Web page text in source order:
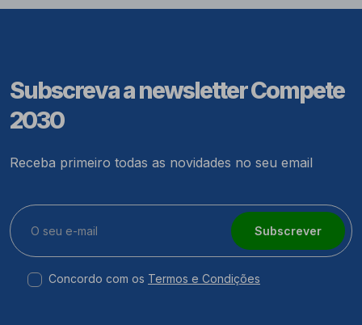
Subscreva a newsletter Compete
2030
Receba primeiro todas as novidades no seu email
Subscrever
Concordo com os Termos e Condições